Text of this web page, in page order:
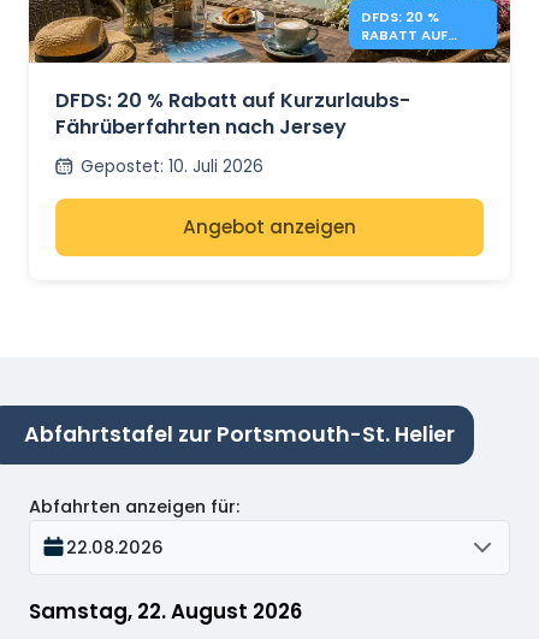
DFDS: 20 %
RABATT AUF
KURZURLAUBE
DFDS: 20 % Rabatt auf Kurzurlaubs-
Fährüberfahrten nach Jersey
Gepostet: 10. Juli 2026
Angebot anzeigen
Abfahrtstafel zur Portsmouth-St. Helier
Samstag, 22. August 2026
Abfahrten anzeigen für:
22.08.2026